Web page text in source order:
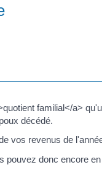
familial</a>
décédé.
vos revenus de
pouvez donc encore